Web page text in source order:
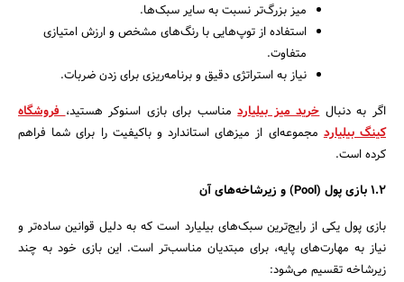
جستجو
میز بزرگ‌تر نسبت به سایر سبک‌ها.
استفاده از توپ‌هایی با رنگ‌های مشخص و ارزش امتیازی
متفاوت.
نیاز به استراتژی دقیق و برنامه‌ریزی برای زدن ضربات.
اگر به دنبالخرید میز بیلیاردمناسب برای بازی اسنوکر هستید،فروشگاه
کینگ بیلیاردمجموعه‌ای از میزهای استاندارد و باکیفیت را برای شما فراهم
کرده است.
۱.۲بازی پول (Pool)
و زیرشاخه‌های آن
بازی پول یکی از رایج‌ترین سبک‌های بیلیارد است که به دلیل قوانین ساده‌تر و
نیاز به مهارت‌های پایه، برای مبتدیان مناسب‌تر است. این بازی خود به چند
زیرشاخه تقسیم می‌شود: